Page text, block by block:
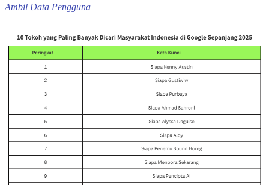
Ambil Data Pengguna